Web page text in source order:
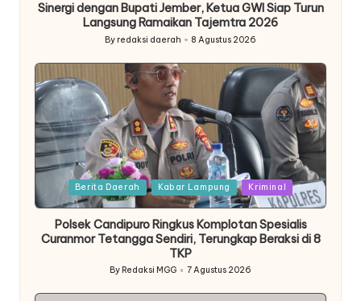
Sinergi dengan Bupati Jember, Ketua GWI Siap Turun
Langsung Ramaikan Tajemtra 2026
Posted
By redaksi daerah 8 Agustus 2026
PostedBerita Daerah Kabar Lampung Kriminal
Polsek Candipuro Ringkus Komplotan Spesialis
Curanmor Tetangga Sendiri, Terungkap Beraksi di 8
TKP
Posted
by
By Redaksi MGG 7 Agustus 2026